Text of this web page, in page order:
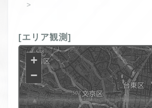
>
[エリア観測]
+
−